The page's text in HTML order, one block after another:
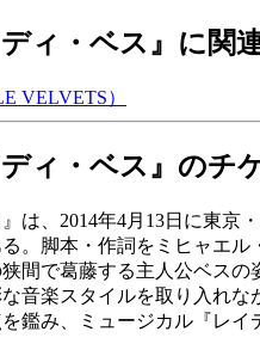
ィ・ベス』に関
VELVETS）
ィ・ベス』のチ
は、2014年4月13日に東
。脚本・作詞をミヒャエ
間で葛藤する主人公ベス
音楽スタイルを取り入れ
鑑み、ミュージカル『レ